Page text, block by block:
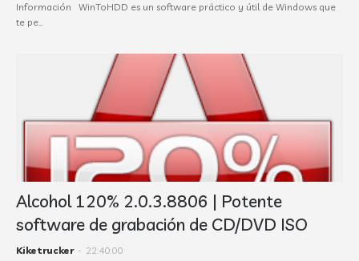
Información WinToHDD es un software práctico y útil de Windows que
te pe…
Alcohol 120% 2.0.3.8806 | Potente
software de grabación de CD/DVD ISO
Kiketrucker - 22:40:00